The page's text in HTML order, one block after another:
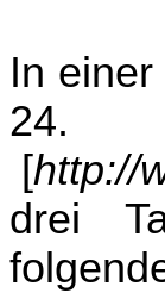
In
[http://
drei